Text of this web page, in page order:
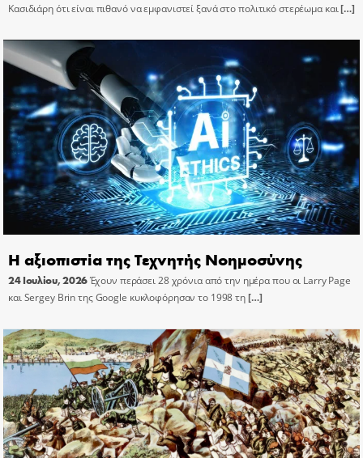
Κασιδιάρη ότι είναι πιθανό να εμφανιστεί ξανά στο πολιτικό στερέωμα και[…]
Η αξιοπιστία της Τεχνητής Νοημοσύνης
24 Ιουλίου, 2026Έχουν περάσει 28 χρόνια από την ημέρα που οι Larry Page
και Sergey Brin της Google κυκλοφόρησαν το 1998 τη[…]